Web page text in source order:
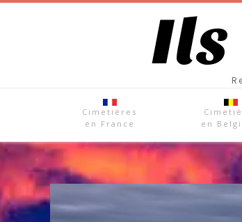
Ils
Cimetières
en France
en